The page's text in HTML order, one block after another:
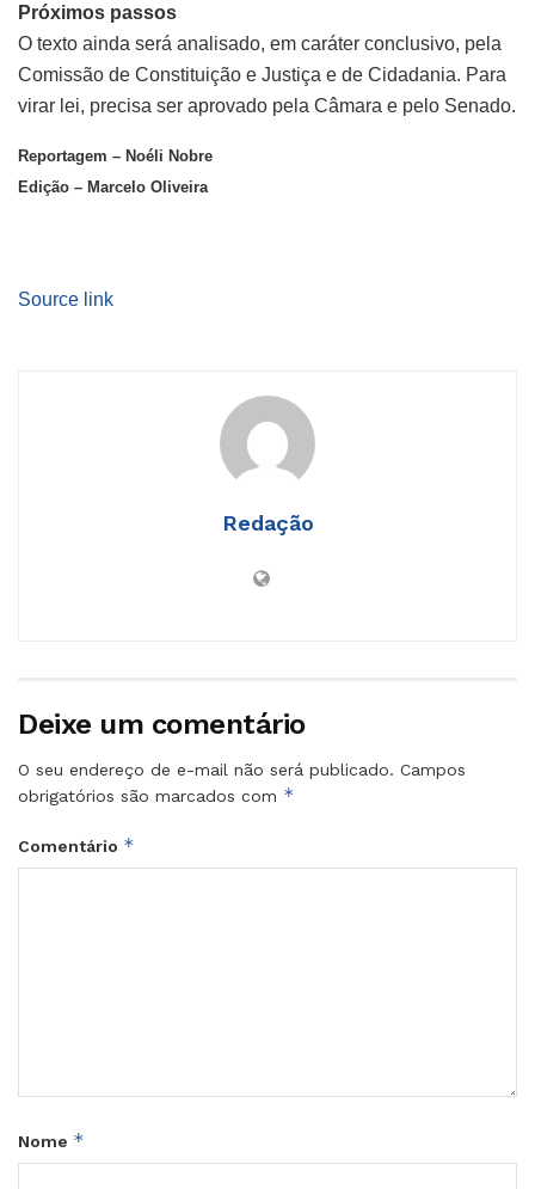
Próximos passos
O texto ainda será analisado, em caráter conclusivo, pela
Comissão de Constituição e Justiça e de Cidadania. Para
virar lei, precisa ser aprovado pela Câmara e pelo Senado.
Reportagem – Noéli Nobre
Edição – Marcelo Oliveira
Source link
Redação
Deixe um comentário
O seu endereço de e-mail não será publicado. Campos
obrigatórios são marcados com *
Comentário *
Nome *